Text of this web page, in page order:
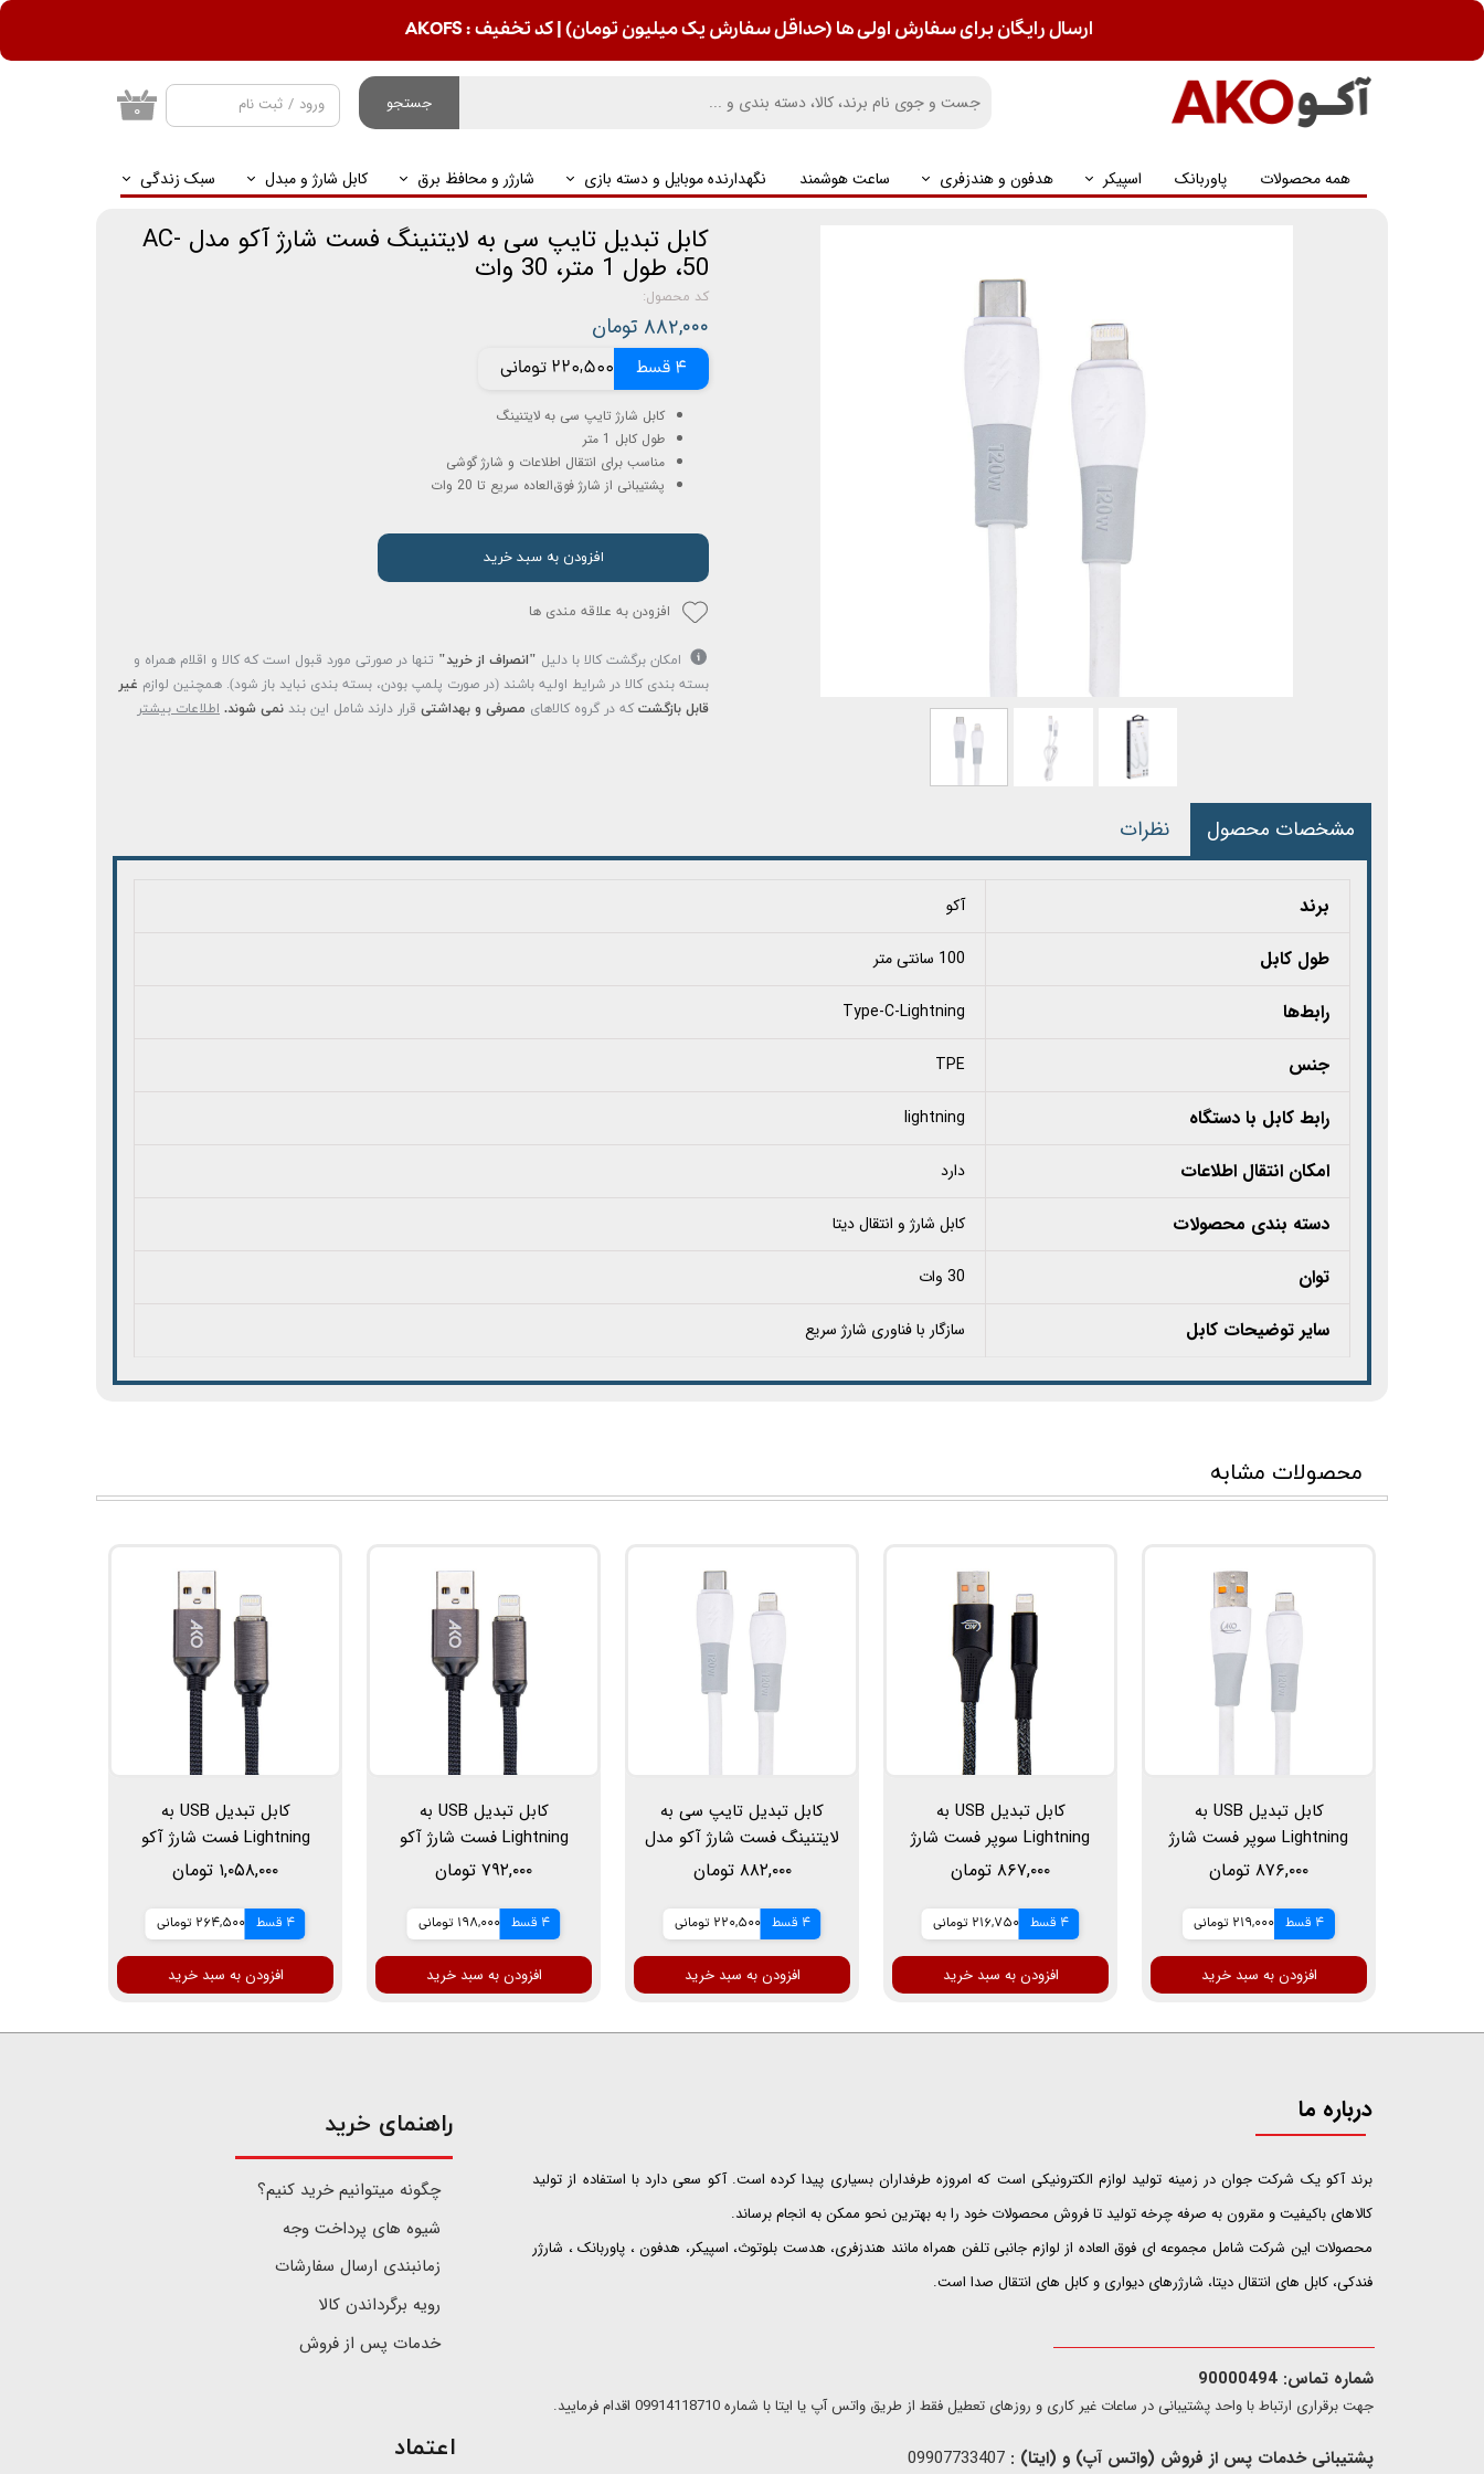
جستجو
همه محصولات پاوربانک اسپیکر هدفون و هندزفری ساعت هوشمند نگهدارنده موبایل و دسته بازی شارژر و محافظ برق کابل شارژ و مبدل سبک زندگی
ورود / ثبت نام
تغییر گذر واژه
سفارشات
۰
ارسال رایگان برای سفارش اولی ها (حداقل سفارش یک میلیون تومان) | کد تخفیف : AKOFS
کابل تبدیل تایپ سی به لایتنینگ فست شارژ آکو مدل AC-
50، طول 1 متر، 30 وات
کد محصول:
۸۸۲,۰۰۰ تومان
4 قسط 220,500 تومانی
کابل شارژ تایپ سی به لایتنینگ
طول کابل 1 متر
مناسب برای انتقال اطلاعات و شارژ گوشی
پشتیبانی از شارژ فوق‌العاده سریع تا 20 وات
افزودن به سبد خرید
افزودن به علاقه مندی ها
امکان برگشت کالا با دلیل "انصراف از خرید" تنها در صورتی مورد قبول است که کالا و اقلام همراه و
بسته بندی کالا در شرایط اولیه باشند (در صورت پلمپ بودن، بسته بندی نباید باز شود). همچنین لوازم غیر
قابل بازگشت که در گروه کالاهای مصرفی و بهداشتی قرار دارند شامل این بند نمی شوند. اطلاعات بیشتر
مشخصات محصول نظرات
برند آکو
طول کابل 100 سانتی متر
رابط‌ها Type-C-Lightning
جنس TPE
رابط کابل با دستگاه lightning
امکان انتقال اطلاعات دارد
دسته بندی محصولات کابل شارژ و انتقال دیتا
توان 30 وات
سایر توضیحات کابل سازگار با فناوری شارژ سریع
محصولات مشابه
کابل تبدیل USB به
Lightning سوپر فست شارژ
۸۷۶,۰۰۰ تومان
4 قسط 219,000 تومانی
افزودن به سبد خرید
کابل تبدیل USB به
Lightning سوپر فست شارژ
۸۶۷,۰۰۰ تومان
4 قسط 216,750 تومانی
افزودن به سبد خرید
کابل تبدیل تایپ سی به
لایتنینگ فست شارژ آکو مدل
AC-50، طول 1 متر، 30 وات۸۸۲,۰۰۰ تومان
4 قسط 220,500 تومانی
افزودن به سبد خرید
کابل تبدیل USB به
Lightning فست شارژ آکو
۷۹۲,۰۰۰ تومان
4 قسط 198,000 تومانی
افزودن به سبد خرید
کابل تبدیل USB به
Lightning فست شارژ آکو
۱,۰۵۸,۰۰۰ تومان
4 قسط 264,500 تومانی
افزودن به سبد خرید
درباره ما
​​​​​​​برند آکو یک شرکت جوان در زمینه تولید لوازم الکترونیکی است که امروزه طرفداران بسیاری پیدا کرده است. آکو سعی دارد با استفاده از تولید
کالاهای باکیفیت و مقرون به صرفه چرخه تولید تا فروش محصولات خود را به بهترین نحو ممکن به انجام برساند.
محصولات این شرکت شامل مجموعه ای فوق العاده از لوازم جانبی تلفن همراه مانند هندزفری، هدست بلوتوث، اسپیکر، هدفون ، پاوربانک ، شارژر
فندکی، کابل های انتقال دیتا، شارژرهای دیواری و کابل های انتقال صدا است.
شماره تماس: 90000494
​​جهت برقراری ارتباط با واحد پشتیبانی در ساعات غیر کاری و روزهای تعطیل فقط از طریق واتس آپ یا ایتا با شماره 09914118710 اقدام فرمایید.
پشتیبانی خدمات پس از فروش (واتس آپ) و (ایتا) :
​راهنمای خرید
چگونه میتوانیم خرید کنیم؟
شیوه های پرداخت وجه
زمانبندی ارسال سفارشات
رویه برگرداندن کالا
خدمات پس از فروش
اعتماد